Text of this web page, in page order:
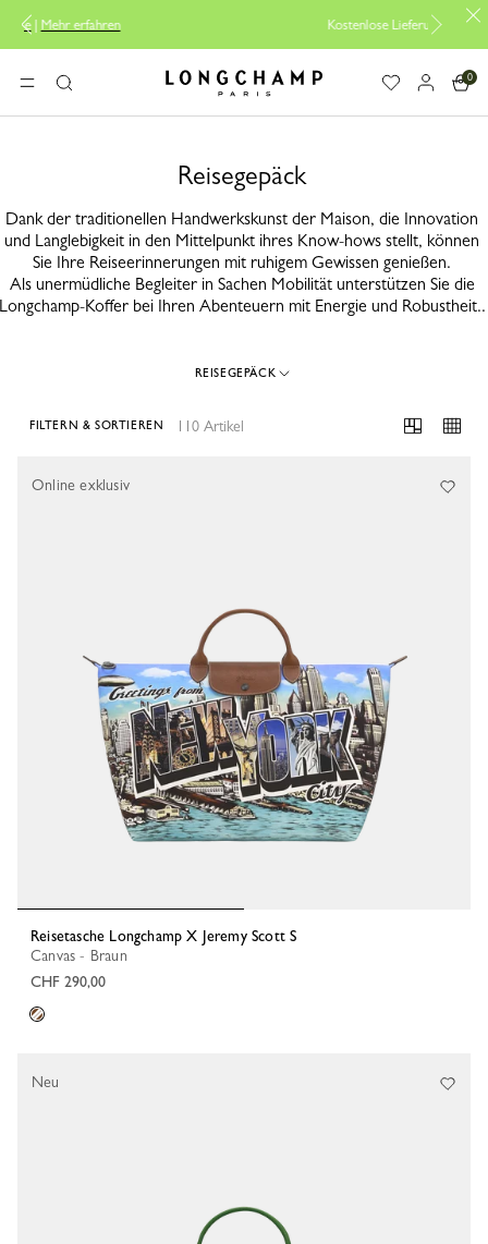
Kostenlose Lieferung ab 200CHF
MENÜSuche Longchamp - Home
0
Reisegepäck
Dank der traditionellen Handwerkskunst der Maison, die Innovation
und Langlebigkeit in den Mittelpunkt ihres Know-hows stellt, können
Sie Ihre Reiseerinnerungen mit ruhigem Gewissen genießen.
Als unermüdliche Begleiter in Sachen Mobilität unterstützen Sie die
Koffer bei Ihren Abenteuern mit Energie und Robustheit..
REISEGEPÄCK
110 Artikel
FILTERN & SORTIEREN
Reisetasche Longchamp X Jeremy Scott S
Canvas - Braun
CHF 290,00
Online exklusiv
Neu